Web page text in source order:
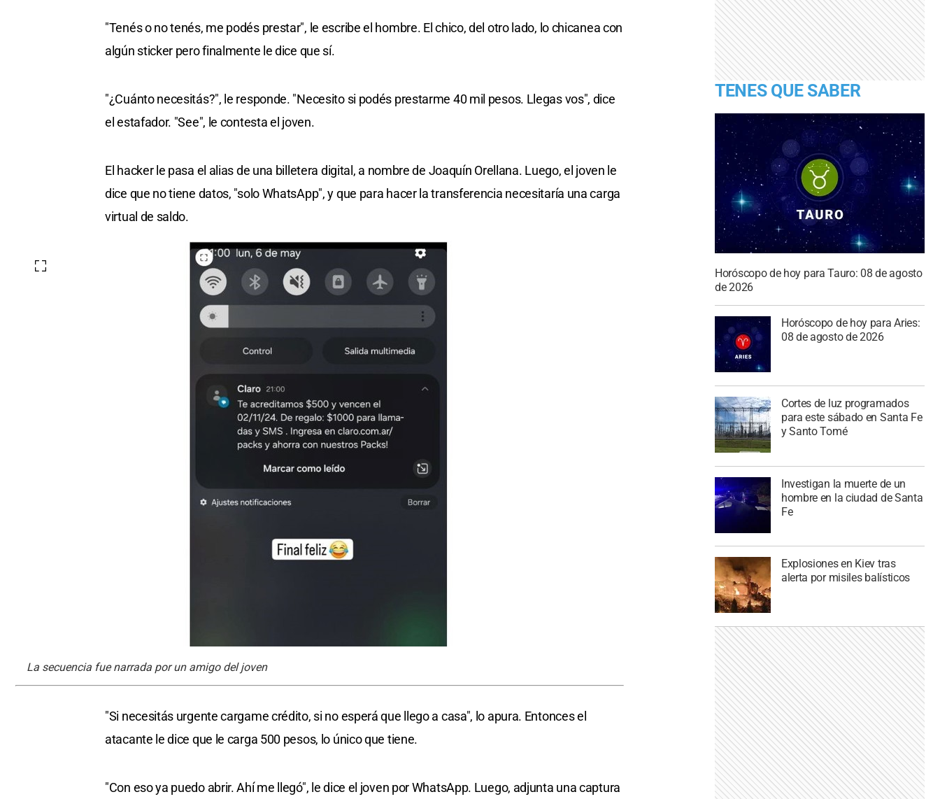
"Tenés o no tenés, me podés prestar", le escribe el hombre. El chico, del otro lado, lo chicanea con
algún sticker pero finalmente le dice que sí.
"¿Cuánto necesitás?", le responde. "Necesito si podés prestarme 40 mil pesos. Llegas vos", dice
el estafador. "See", le contesta el joven.
El hacker le pasa el alias de una billetera digital, a nombre de Joaquín Orellana. Luego, el joven le
dice que no tiene datos, "solo WhatsApp", y que para hacer la transferencia necesitaría una carga
virtual de saldo.
La secuencia fue narrada por un amigo del joven
"Si necesitás urgente cargame crédito, si no esperá que llego a casa", lo apura. Entonces el
atacante le dice que le carga 500 pesos, lo único que tiene.
"Con eso ya puedo abrir. Ahí me llegó", le dice el joven por WhatsApp. Luego, adjunta una captura
TENES QUE SABER
Horóscopo de hoy para Tauro: 08 de agosto
de 2026
Horóscopo de hoy para Aries:
08 de agosto de 2026
Cortes de luz programados
para este sábado en Santa Fe
y Santo Tomé
Investigan la muerte de un
hombre en la ciudad de Santa
Fe
Explosiones en Kiev tras
alerta por misiles balísticos